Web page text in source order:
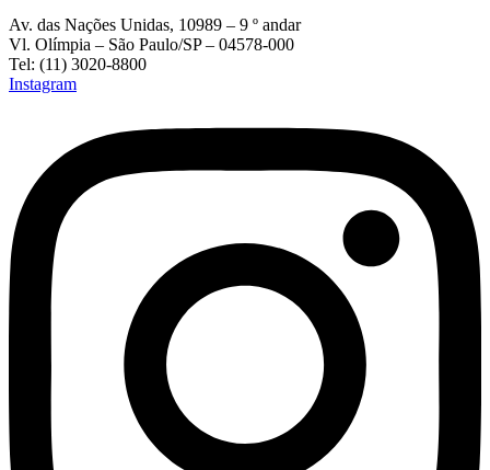
Av. das Nações Unidas, 10989 – 9 º andar
Vl. Olímpia – São Paulo/SP – 04578-000
Tel: (11) 3020-8800
Instagram